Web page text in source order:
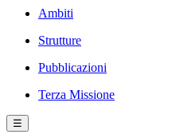
Ambiti
Strutture
Pubblicazioni
Terza Missione
☰